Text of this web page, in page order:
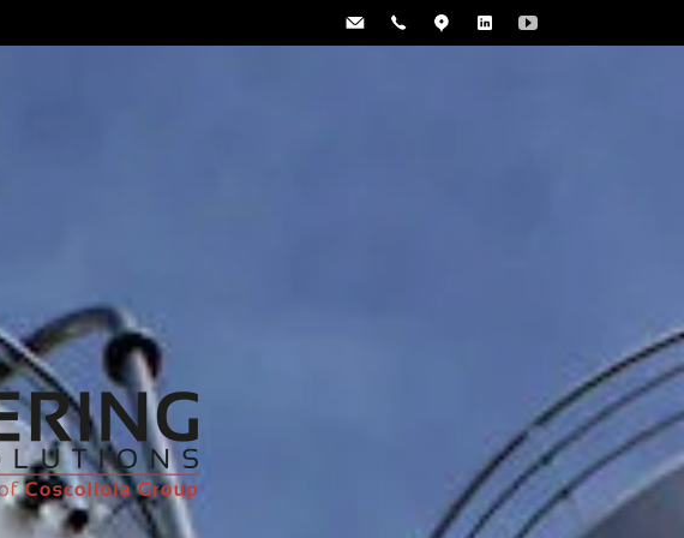
EscríbenosLlamanosDóndeLinkedinYouTube